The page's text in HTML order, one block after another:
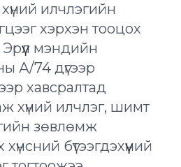
илчлэгийн
хэрхэн тооцох
Эрүүл мэндийн
А/74 дүгээр
хавсралтад
хүний илчлэг, шимт
зөвлөмж
бүтээгдэхүүний